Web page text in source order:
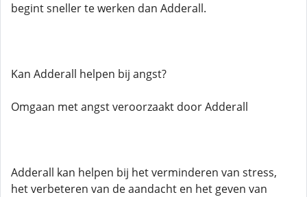
begint sneller te werken dan Adderall.
Kan Adderall helpen bij angst?
Omgaan met angst veroorzaakt door Adderall
Adderall kan helpen bij het verminderen van stress,
het verbeteren van de aandacht en het geven van